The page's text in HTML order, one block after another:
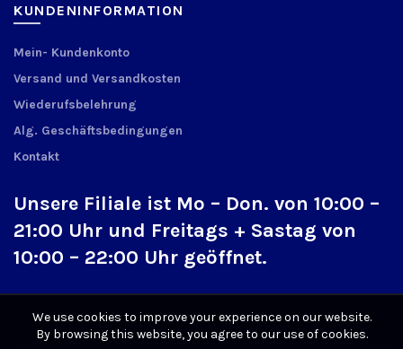
KUNDENINFORMATION
Mein- Kundenkonto
Versand und Versandkosten
Wiederufsbelehrung
Alg. Geschäftsbedingungen
Kontakt
Unsere Filiale ist Mo – Don. von 10:00 –
21:00 Uhr und Freitags + Sastag von
10:00 – 22:00 Uhr geöffnet.
We use cookies to improve your experience on our website.
By browsing this website, you agree to our use of cookies.